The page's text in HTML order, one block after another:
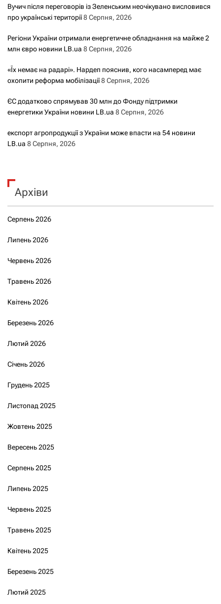
Вучич після переговорів із Зеленським неочікувано висловився
про українські території8 Серпня, 2026
Регіони України отримали енергетичне обладнання на майже 2
млн євро новини LB.ua 8 Серпня, 2026
«Їх немає на радарі». Нардеп пояснив, кого насамперед має
охопити реформа мобілізації8 Серпня, 2026
ЄС додатково спрямував 30 млн до Фонду підтримки
енергетики України новини LB.ua 8 Серпня, 2026
експорт агропродукції з України може впасти на 54 новини
LB.ua 8 Серпня, 2026
Архіви
Серпень 2026
Липень 2026
Червень 2026
Травень 2026
Квітень 2026
Березень 2026
Лютий 2026
Січень 2026
Грудень 2025
Листопад 2025
Жовтень 2025
Вересень 2025
Серпень 2025
Липень 2025
Червень 2025
Травень 2025
Квітень 2025
Березень 2025
Лютий 2025